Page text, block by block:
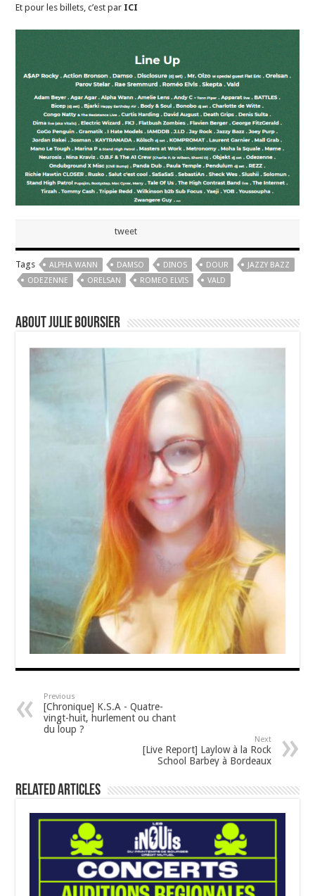
Et pour les billets, c’est par ICI
tweet
Tags ALPHA WANN DAMSO DINOS DOUR
JAZZY BAZZ
ODEZENNE
ORELSAN ROMEO ELVIS VALD
About Julie Boursier
Previous
[Chronique] K.S.A - Quatre-
vingt-huit, hurlement ou chant
du loup ?
Next
[Live Report] Laylow à la Rock
School Barbey à Bordeaux
Related Articles